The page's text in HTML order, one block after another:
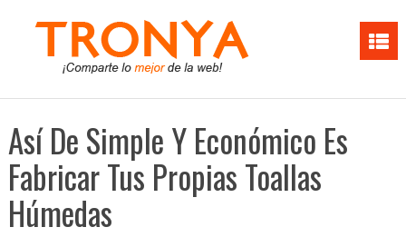
Así De Simple Y Económico Es
Fabricar Tus Propias Toallas
Húmedas